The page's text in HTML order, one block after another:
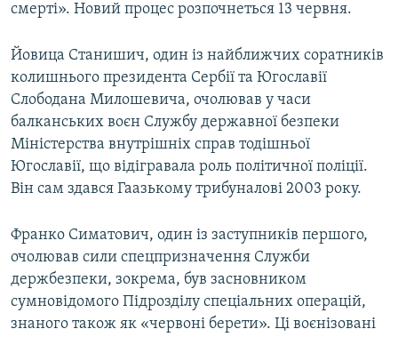
смерті». Новий процес розпочнеться 13 червня.
Йовица Станишич, один із найближчих соратників
колишнього президента Сербії та Югославії
Слободана Милошевича, очолював у часи
балканських воєн Службу державної безпеки
Міністерства внутрішніх справ тодішньої
Югославії, що відігравала роль політичної поліції.
Він сам здався Гаазькому трибуналові 2003 року.
Франко Симатович, один із заступників першого,
очолював сили спецпризначення Служби
держбезпеки, зокрема, був засновником
сумновідомого Підрозділу спеціальних операцій,
знаного також як «червоні берети». Ці воєнізовані